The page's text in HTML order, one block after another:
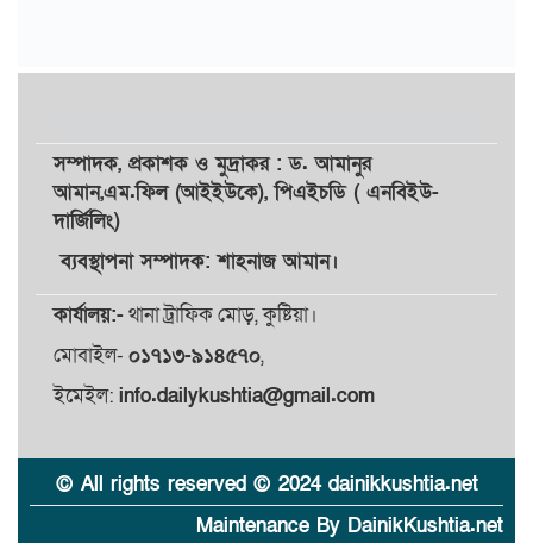
সম্পাদক, প্রকাশকওমুদ্রাকর: ড. আমানুর
আমান,এম.ফিল (আইইউকে), পিএইচডি ( এনবিইউ-
দার্জিলিং)
ব্যবস্থাপনা সম্পাদক: শাহনাজ আমান।
কার্যালয়:-থানা ট্রাফিক মোড়, কুষ্টিয়া।
মোবাইল- ০১৭১৩-৯১৪৫৭০,
ইমেইল: info.dailykushtia@gmail.com
© All rights reserved © 2024 dainikkushtia.net
Maintenance By DainikKushtia.net